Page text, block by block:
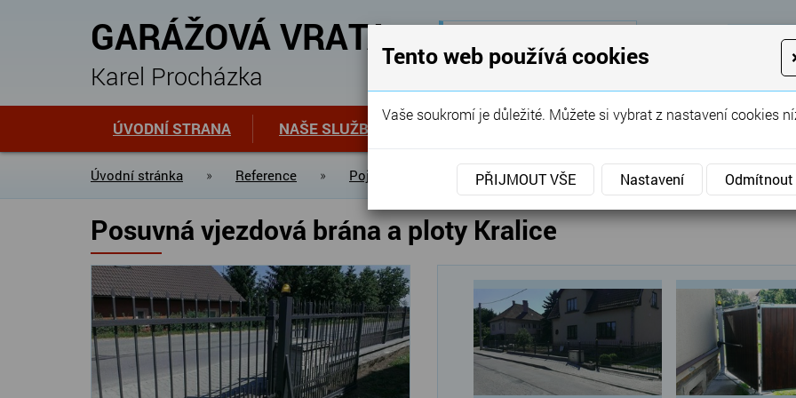
GARÁŽOVÁ VRATA
Karel Procházka Garážová vrata, brány, ploty ...
ÚVODNÍ STRANA NAŠE SLUŽBY SERVIS REFERENCE
Úvodní stránka » Reference » Pojezdové brány » Posuvné Posuvná vjezdová brána a
Posuvná vjezdová brána a ploty Kralice
Tento web používá cookies
Vaše soukromí je důležité. Můžete si vybrat z nastavení cookies
PŘIJMOUT VŠE Nastavení Odmítnout